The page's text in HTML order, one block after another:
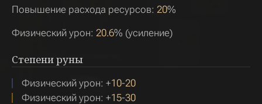
Повышение расхода ресурсов: 20%
Физический урон: 20.6% (усиление)
Степени руны
Физический урон: +10-20
Физический урон: +15-30